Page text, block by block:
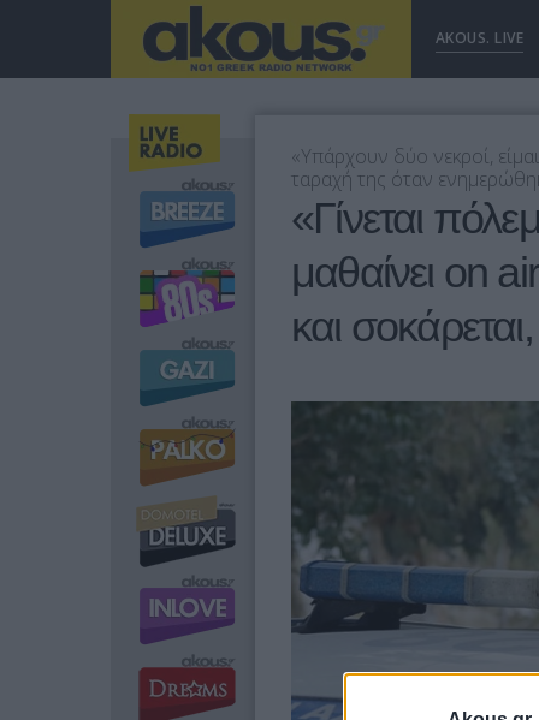
AKOUS. LIVE
«Υπάρχουν δύο νεκροί,
ταραχή της όταν
«Γίνεται
μαθαίνει on
και σοκάρεται,